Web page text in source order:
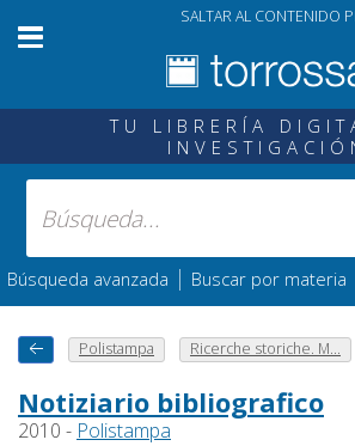
SALTAR AL CONTENIDO
TU LIBRERÍA
Búsqueda avanzada | Buscar por materia
Polistampa Ricerche storiche. M...
Notiziario bibliografico
2010 - Polistampa